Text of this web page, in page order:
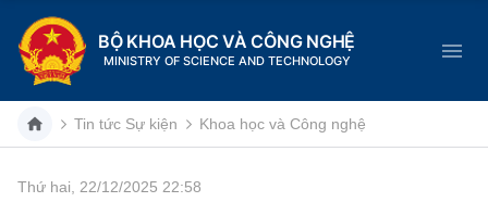
BỘ KHOA HỌC VÀ CÔNG NGHỆ
MINISTRY OF SCIENCE AND TECHNOLOGY
Tin tức Sự kiện Khoa học và Công nghệ
Thứ hai, 22/12/2025 22:58